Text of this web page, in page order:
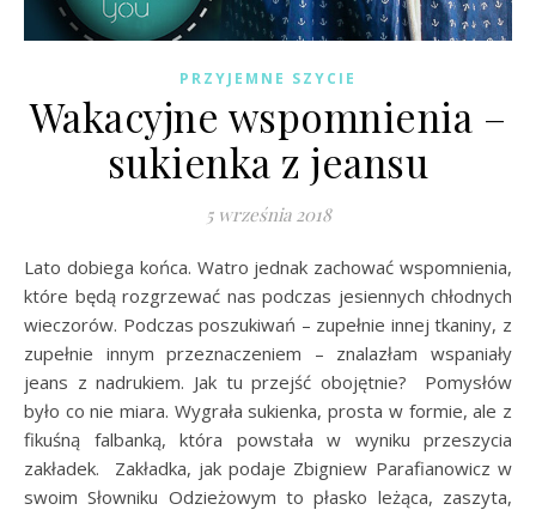
PRZYJEMNE SZYCIE
Wakacyjne wspomnienia –
sukienka z jeansu
5 września 2018
Lato dobiega końca. Watro jednak zachować wspomnienia,
które będą rozgrzewać nas podczas jesiennych chłodnych
wieczorów. Podczas poszukiwań – zupełnie innej tkaniny, z
zupełnie innym przeznaczeniem – znalazłam wspaniały
jeans z nadrukiem. Jak tu przejść obojętnie? Pomysłów
było co nie miara. Wygrała sukienka, prosta w formie, ale z
fikuśną falbanką, która powstała w wyniku przeszycia
zakładek. Zakładka, jak podaje Zbigniew Parafianowicz w
swoim Słowniku Odzieżowym to płasko leżąca, zaszyta,